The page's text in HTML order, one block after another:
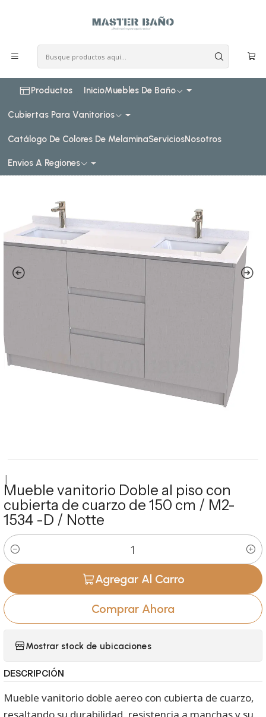
Productos InicioMuebles De Baño
Cubiertas Para Vanitorios
Catálogo De Colores De MelaminaServiciosNosotros
Envios A Regiones
Muebles vanitorios al piso Doble de cuarzo 150 cm
Mueble vanitorio Doble al piso con cubierta de cuarzo de
150 cm / M2-1534 -D / Notte
|
Mueble vanitorio Doble al piso con
cubierta de cuarzo de 150 cm / M2-
1534 -D / Notte
Cantidad
Agregar Al Carro
Comprar Ahora
Mostrar stock de ubicaciones
DESCRIPCIÓN
Mueble vanitorio doble aereo con cubierta de cuarzo,
resaltando su durabilidad, resistencia a manchas y su